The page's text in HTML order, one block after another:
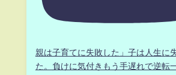
親は子育てに失敗した」子は人生に
た。負けに気付きもう手遅れで逆転